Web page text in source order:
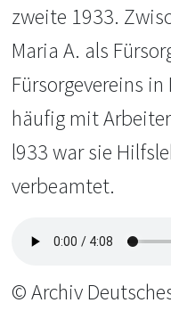
zweite 1933.
Maria A. als
Fürsorgevereins
häufig mit
l933 war sie
verbeamtet.
© Archiv